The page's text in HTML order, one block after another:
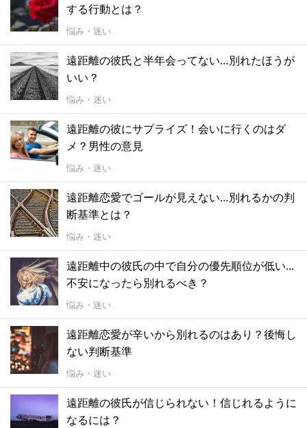
する行動とは？
悩み・迷い
遠距離の彼氏と半年会ってない…別れたほうが
いい？
悩み・迷い
遠距離の彼にサプライズ！会いに行くのはダ
メ？男性の意見
悩み・迷い
遠距離恋愛でゴールが見えない…別れるかの判
断基準とは？
悩み・迷い
遠距離中の彼氏の中で自分の優先順位が低い...
不安になったら別れるべき？
悩み・迷い
遠距離恋愛が辛いから別れるのはあり？後悔し
ない判断基準
悩み・迷い
遠距離の彼氏が信じられない！信じれるように
なるには？